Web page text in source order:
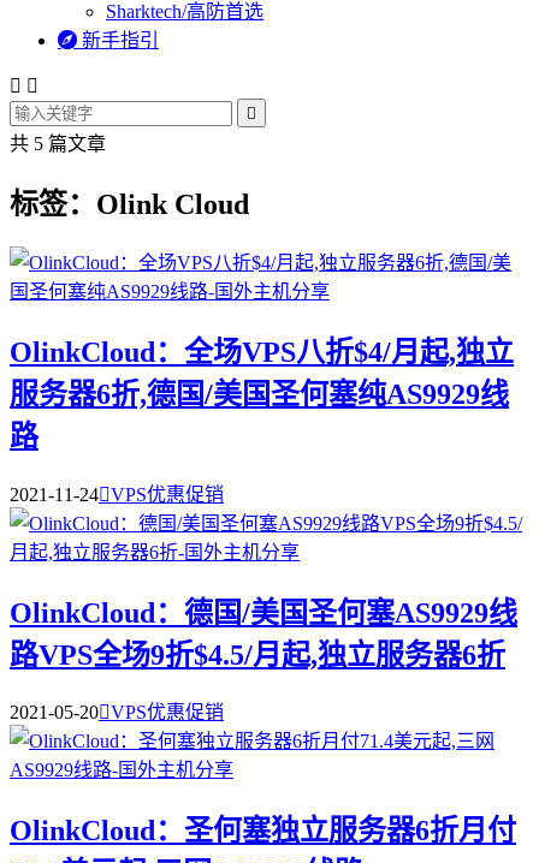
Sharktech/高防首选
 新手指引
 

共 5 篇文章
标签：Olink Cloud
OlinkCloud：全场VPS八折$4/月起,独立
服务器6折,德国/美国圣何塞纯AS9929线
路
2021-11-24VPS优惠促销
OlinkCloud：德国/美国圣何塞AS9929线
路VPS全场9折$4.5/月起,独立服务器6折
2021-05-20VPS优惠促销
OlinkCloud：圣何塞独立服务器6折月付